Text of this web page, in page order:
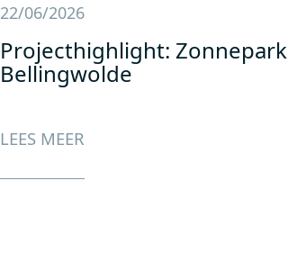
22/06/2026
Projecthighlight: Zonnepark
Bellingwolde
LEES MEER